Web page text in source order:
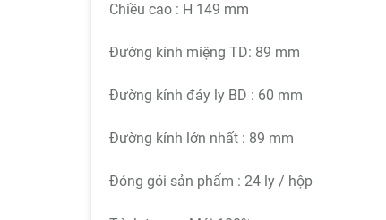
Chiều cao : H 149 mm
Đường kính miệng TD: 89 mm
Đường kính đáy ly BD : 60 mm
Đường kính lớn nhất : 89 mm
Đóng gói sản phẩm : 24 ly / hộp